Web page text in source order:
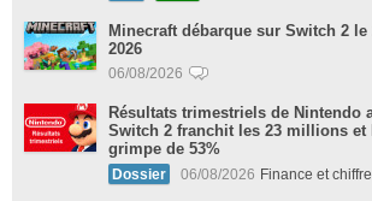
Minecraft débarque sur Switch 2 le
2026
06/08/2026
Résultats trimestriels de Nintendo
Switch 2 franchit les 23 millions et
grimpe de 53%
Dossier 06/08/2026 Finance et